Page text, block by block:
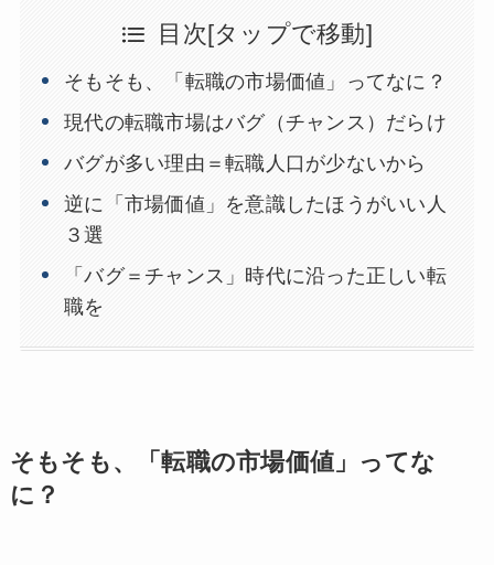
目次[タップで移動]
そもそも、「転職の市場価値」ってなに？
現代の転職市場はバグ（チャンス）だらけ
バグが多い理由＝転職人口が少ないから
逆に「市場価値」を意識したほうがいい人
３選
「バグ＝チャンス」時代に沿った正しい転
職を
そもそも、「転職の市場価値」ってな
に？